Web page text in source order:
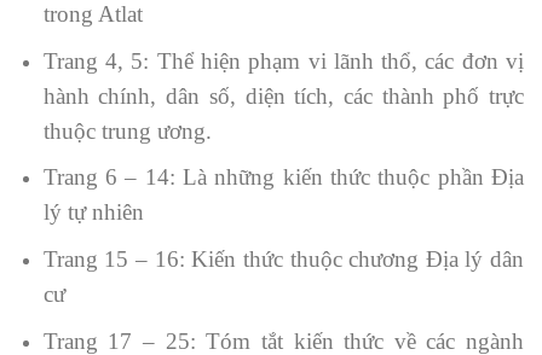
trong Atlat
Trang 4, 5: Thể hiện phạm vi lãnh thổ, các đơn vị
hành chính, dân số, diện tích, các thành phố trực
thuộc trung ương.
Trang 6 – 14: Là những kiến thức thuộc phần Địa
lý tự nhiên
Trang 15 – 16: Kiến thức thuộc chương Địa lý dân
cư
Trang 17 – 25: Tóm tắt kiến thức về các ngành